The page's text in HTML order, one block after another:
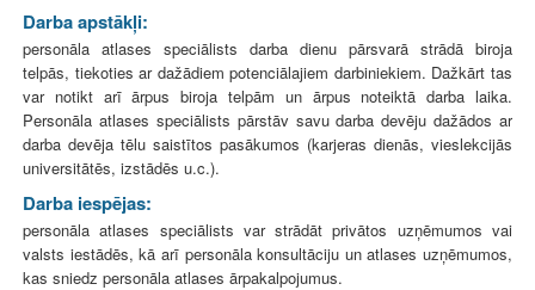
Darba apstākļi:
personāla atlases speciālists darba dienu pārsvarā strādā biroja
telpās, tiekoties ar dažādiem potenciālajiem darbiniekiem. Dažkārt tas
var notikt arī ārpus biroja telpām un ārpus noteiktā darba laika.
Personāla atlases speciālists pārstāv savu darba devēju dažādos ar
darba devēja tēlu saistītos pasākumos (karjeras dienās, vieslekcijās
universitātēs, izstādēs u.c.).
Darba iespējas:
personāla atlases speciālists var strādāt privātos uzņēmumos vai
valsts iestādēs, kā arī personāla konsultāciju un atlases uzņēmumos,
kas sniedz personāla atlases ārpakalpojumus.